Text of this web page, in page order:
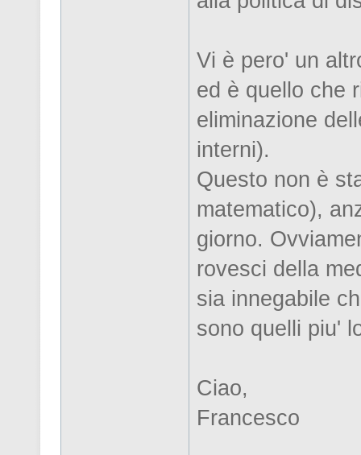
Vi è pero' un
ed è quello che
eliminazione
interni).
Questo non è
matematico),
giorno.
rovesci della
sia innegabile
sono quelli piu'
Ciao,
Francesco